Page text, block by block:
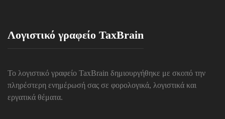
Λογιστικό γραφείο TaxBrain
Το λογιστικό γραφείο TaxBrain δημιουργήθηκε με σκοπό την
πληρέστερη ενημέρωσή σας σε φορολογικά, λογιστικά και
εργατικά θέματα.